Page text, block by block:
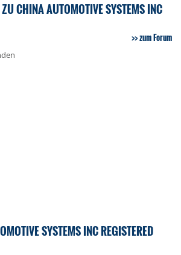
CHINA AUTOMOTIVE SYSTEMS INC
zum Forum
SYSTEMS INC REGISTERED